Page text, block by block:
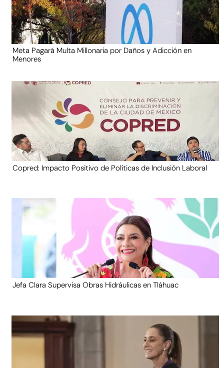
Meta Pagará Multa Millonaria por Daños y Adicción en
Menores
Copred: Impacto Positivo de Políticas de Inclusión Laboral
Jefa Clara Supervisa Obras Hidráulicas en Tláhuac